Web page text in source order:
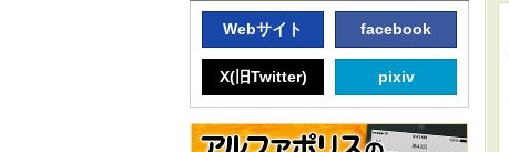
Webサイト facebook
X(旧Twitter) pixiv